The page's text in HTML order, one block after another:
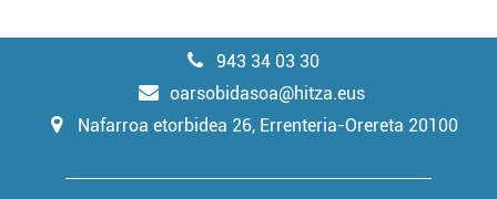
943 34 03 30
oarsobidasoa@hitza.eus
Nafarroa etorbidea 26, Errenteria-Orereta 20100